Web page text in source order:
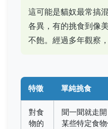
這可能是貓奴最常搞
各異，有的挑食到像
不飽。經過多年觀察
特徵 單純挑食
對食
物的
聞一聞就走
某些特定食